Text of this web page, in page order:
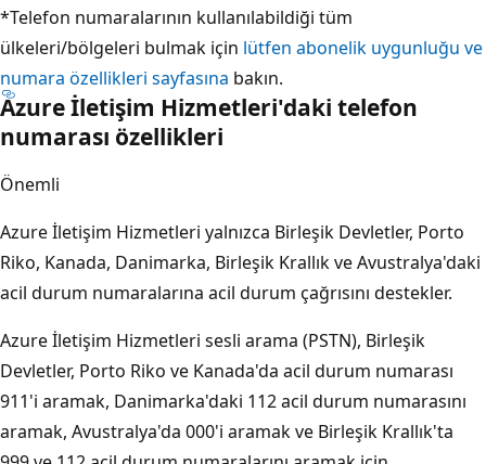
*Telefon numaralarının kullanılabildiği tüm
ülkeleri/bölgeleri bulmak için lütfen abonelik uygunluğu ve
numara özellikleri sayfasına bakın.
Azure İletişim Hizmetleri'daki telefon
numarası özellikleri
Önemli
Azure İletişim Hizmetleri yalnızca Birleşik Devletler, Porto
Riko, Kanada, Danimarka, Birleşik Krallık ve Avustralya'daki
acil durum numaralarına acil durum çağrısını destekler.
Azure İletişim Hizmetleri sesli arama (PSTN), Birleşik
Devletler, Porto Riko ve Kanada'da acil durum numarası
911'i aramak, Danimarka'daki 112 acil durum numarasını
aramak, Avustralya'da 000'i aramak ve Birleşik Krallık'ta